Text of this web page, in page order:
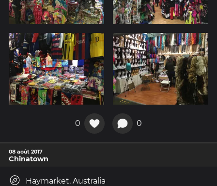
0 0
08 août 2017
Chinatown
Haymarket, Australia